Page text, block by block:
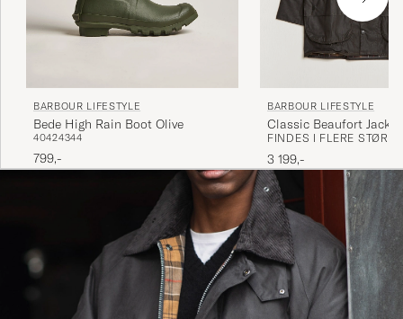
BARBOUR LIFESTYLE
Bede High Rain Boot Olive
40424344
799,-
BARBOUR LIFESTYLE
Classic Beaufort
FINDES I FLERE
3 199,-